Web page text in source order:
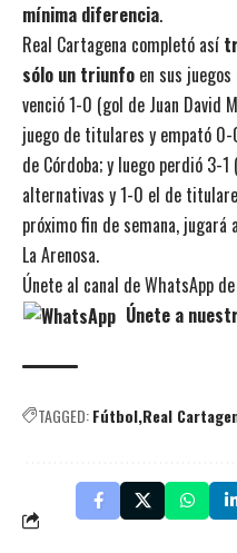
mínima diferencia.
Real Cartagena completó así
sólo un triunfo en sus
venció 1-0 (gol de Juan David
juego de titulares y empató 0-
de Córdoba; y luego perdió 3-
alternativas y 1-0 el de
próximo fin de semana, jugará
La Arenosa.
Únete al canal de WhatsApp
Únete a
TAGGED:Fútbol Real